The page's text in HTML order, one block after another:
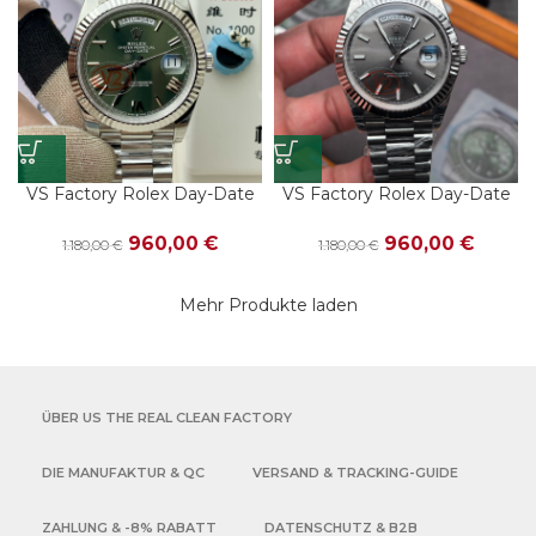
VS Factory Rolex Day-Date
Weißgold Olivgrün Roman –
1.180,00€ 960,00 €
VS Factory Rolex Day-Date
Weißgold Slate – Dandong
1.180,00€ 960,00 €
Mehr Produkte laden
ÜBER US THE REAL CLEAN FACTORY
DIE MANUFAKTUR & QC VERSAND & TRACKING-GUIDE
ZAHLUNG & -8% RABATT DATENSCHUTZ & B2B